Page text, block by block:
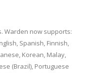
Warden now supports:
Spanish, Finnish,
Korean, Malay,
(Brazil), Portuguese